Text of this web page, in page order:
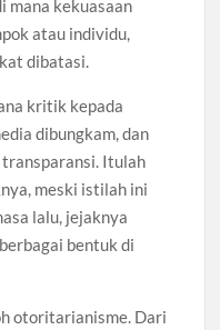
mana kekuasaan
atau individu,
dibatasi.
kritik kepada
dibungkam, dan
Itulah
meski istilah ini
lalu, jejaknya
bentuk di
otoritarianisme. Dari